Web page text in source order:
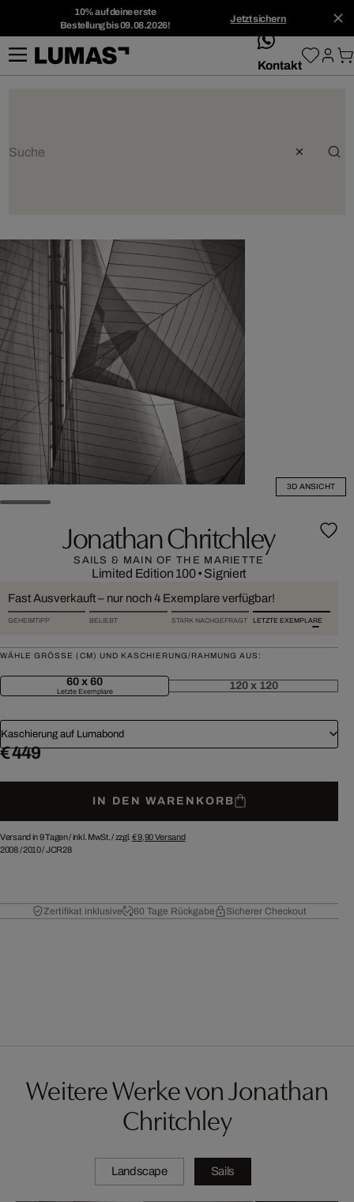
10% auf deine erste
Bestellung bis 09.08.2026!
Jetzt sichern
whatsApp
Kontakt
3D ANSICHT
Jonathan Chritchley
SAILS & MAIN OF THE MARIETTE
Limited Edition 100• Signiert
Fast Ausverkauft – nur noch 4 Exemplare verfügbar!
GEHEIMTIPP BELIEBT STARK NACHGEFRAGT LETZTE EXEMPLARE
WÄHLE GRÖSSE (CM) UND KASCHIERUNG/RAHMUNG AUS:
60 x 60
Letzte Exemplare 120 x 120
Kaschierung auf Lumabond
€ 449
IN DEN WARENKORB
Versand in 9 Tagen /inkl. MwSt. / zzgl. € 9,90Versand
2008/2010/JCR28
Zertifikat inklusive 60 Tage Rückgabe Sicherer Checkout
Weitere Werke von Jonathan
Chritchley
Landscape Sails